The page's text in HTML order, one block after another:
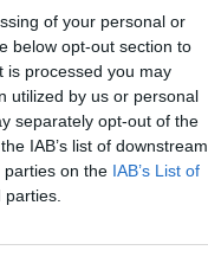
of your personal or
below opt-out section to
is processed you may
utilized by us or personal
separately opt-out of the
IAB’s list of downstream
parties on the IAB’s List of